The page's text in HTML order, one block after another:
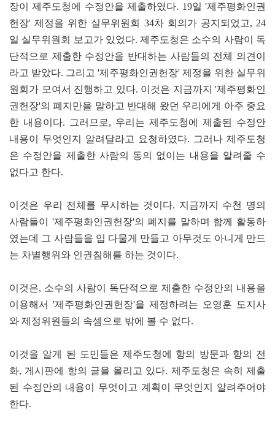
장이 제주도청에 수정안을 제출하였다. 19일 '제주평화인권
헌장' 제정을 위한 실무위원회 34차 회의가 공지되었고, 24
일 실무위원회 보고가 있었다. 제주도청은 소수의 사람이 독
단적으로 제출한 수정안을 반대하는 사람들의 전체 의견이
라고 받았다. 그리고 '제주평화인권헌장' 제정을 위한 실무위
원회가 모여서 진행하고 있다. 이것은 지금까지 '제주평화인
권헌장'의 폐지만을 말하고 반대해 왔던 우리에게 아주 중요
한 내용이다. 그러므로, 우리는 제주도청에 제출된 수정안
내용이 무엇인지 알려달라고 요청하였다. 그러나 제주도청
은 수정안을 제출한 사람의 동의 없이는 내용을 알려줄 수
없다고 한다.
이것은 우리 전체를 무시하는 것이다. 지금까지 수천 명의
사람들이 '제주평화인권헌장'의 폐지를 말하며 함께 활동하
였는데 그 사람들을 입 다물게 만들고 아무것도 아니게 만드
는 차별행위와 인권침해를 하는 것이다.
이것은, 소수의 사람이 독단적으로 제출한 수정안의 내용을
이용해서 '제주평화인권헌장'을 제정하려는 오영훈 도지사
와 제정위원들의 속셈으로 밖에 볼 수 없다.
이것을 알게 된 도민들은 제주도청에 항의 방문과 항의 전
화, 게시판에 항의 글을 올리고 있다. 제주도청은 속히 제출
된 수정안의 내용이 무엇이고 계획이 무엇인지 알려주어야
한다.